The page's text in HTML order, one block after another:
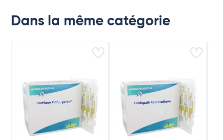
Dans la même catégorie